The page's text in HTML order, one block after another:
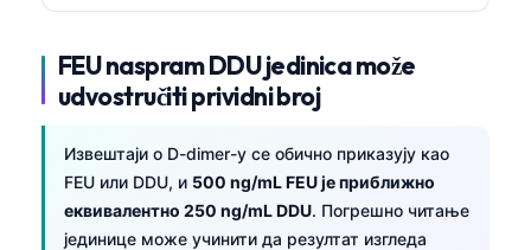
FEU naspram DDU jedinica može
udvostručiti prividni broj
Извештаји о D-dimer-у се обично приказују као
FEU или DDU, и 500 ng/mL FEU је приближно
еквивалентно 250 ng/mL DDU. Погрешно читање
јединице може учинити да резултат изгледа